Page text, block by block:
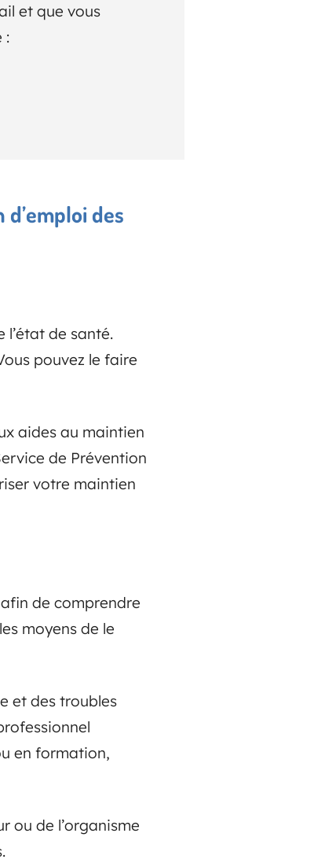
et que vous
:
des
de santé.
pouvez le faire
aides au maintien
de Prévention
votre maintien
de comprendre
moyens de le
et des troubles
en formation,
ou de l’organisme